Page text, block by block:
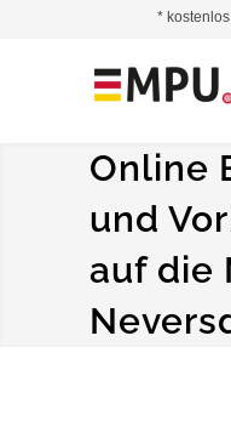
Online
und
auf die
*